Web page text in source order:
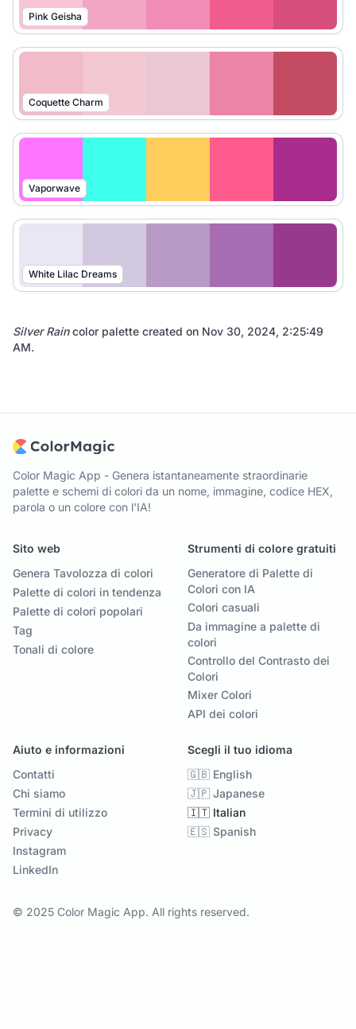
Pink Geisha
Coquette Charm
Vaporwave
White Lilac Dreams
Silver Raincolor palette created on Nov 30, 2024, 2:25:49
AM.
Color Magic App - Genera istantaneamente straordinarie
palette e schemi di colori da un nome, immagine, codice HEX,
parola o un colore con l'IA!
Sito web
Genera Tavolozza di colori
Palette di colori in tendenza
Palette di colori popolari
Tag
Tonali di colore
Strumenti di colore gratuiti
Generatore di Palette di
Colori con IA
Colori casuali
Da immagine a palette di
colori
Controllo del Contrasto dei
Colori
Mixer Colori
API dei colori
Aiuto e informazioni
Contatti
Chi siamo
Termini di utilizzo
Privacy
Instagram
LinkedIn
Scegli il tuo idioma
🇬🇧 English
🇯🇵 Japanese
🇮🇹 Italian
🇪🇸 Spanish
© 2025 Color Magic App. All rights reserved.